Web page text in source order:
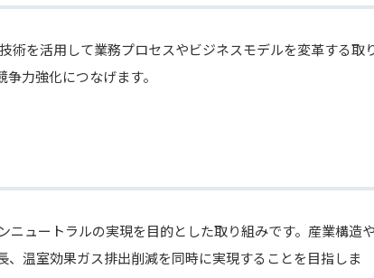
術を活用して業務プロセスやビジネスモデルを変革する取
力強化につなげます。
ニュートラルの実現を目的とした取り組みです。産業構造
温室効果ガス排出削減を同時に実現することを目指しま